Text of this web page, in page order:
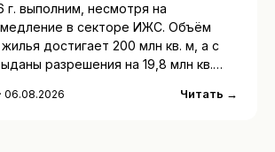
г. выполним, несмотря на
в секторе ИЖС. Объём
достигает 200 млн кв. м, а с
разрешения на 19,8 млн кв.…
06.08.2026 Читать →